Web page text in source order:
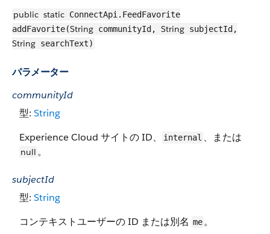
public static ConnectApi.FeedFavorite
addFavorite(String communityId, String subjectId,
String searchText)
パラメーター
communityId
型: String
Experience Cloud サイトの ID、
internal 、または
null 。
subjectId
型: String
コンテキストユーザーの ID または別名 me。